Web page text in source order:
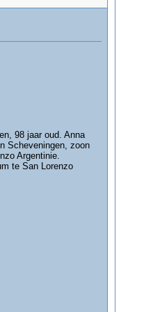
98 jaar oud. Anna
Scheveningen, zoon
Argentinie.
te San Lorenzo